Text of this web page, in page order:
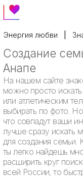
Энергия любви
Создание
Анапе
На нашем сайте
можно просто
или атлетическим
выбирать по фото.
что совпадут ваши
лучше сразу искать
для создания семьи.
ты легко найдешь
расширить круг
всей России, то